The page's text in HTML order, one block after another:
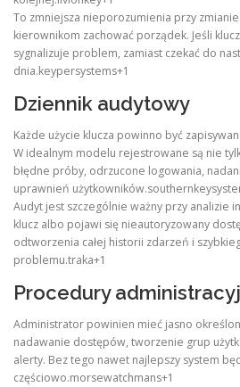
To zmniejsza nieporozumienia przy
kierownikom zachować porządek. Jeśli
sygnalizuje problem, zamiast czekać do
dnia.keypersystems+1
Dziennik audytowy
Każde użycie klucza powinno być
W idealnym modelu rejestrowane są nie
błędne próby, odrzucone logowania,
uprawnień
Audyt jest szczególnie ważny przy analizie
klucz albo pojawi się nieautoryzowany
odtworzenia całej historii zdarzeń i
problemu.traka+1
Procedury
Administrator powinien mieć jasno
nadawanie dostępów, tworzenie grup
alerty. Bez tego nawet najlepszy system
częściowo.morsewatchmans+1